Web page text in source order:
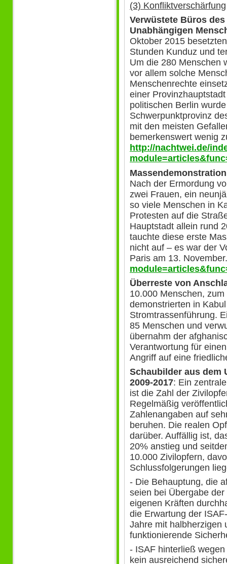
(3) Konfliktverschärfung
Verwüstete Büros
Unabhängigen
Oktober 2015
Stunden Kunduz und
Um die 280 Menschen
vor allem solche
Menschenrechte
einer
politischen Berlin
Schwerpunktprovinz
mit den meisten
bemerkenswert wenig
http://nachtwei.de/
Nach der Ermordung
zwei Frauen, ein
so viele Menschen in
Protesten auf die
Hauptstadt allein rund
tauchte diese erste
nicht auf – es war der
Paris am 13.
Überreste von
10.000 Menschen,
demonstrierten in
Stromtrassenführung.
85 Menschen und
übernahm der
Verantwortung für
Angriff auf eine
Schaubilder aus dem
2009-2017: Ein
ist die Zahl der
Regelmäßig
Zahlenangaben auf
beruhen. Die realen
darüber. Auffällig ist,
20% anstieg und
10.000 Zivilopfern,
Schlussfolgerungen
- Die Behauptung, die
seien bei Übergabe
eigenen Kräften
die Erwartung der
Jahre mit halbherzigen
funktionierende
- ISAF hinterließ
kein ausreichend